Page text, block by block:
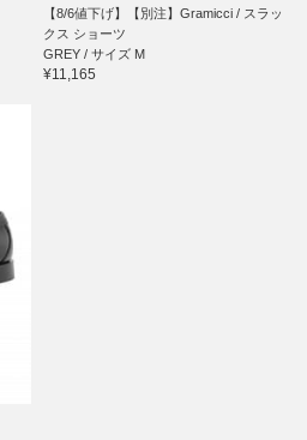
【8/6値下げ】【別注】Gramicci / スラッ
クス ショーツ
GREY / サイズ M
¥11,165